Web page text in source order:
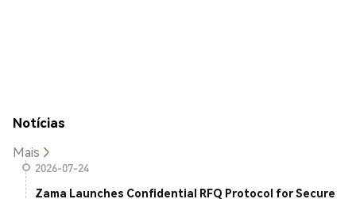
Notícias
Mais
2026-07-24
Zama Launches Confidential RFQ Protocol for Secure